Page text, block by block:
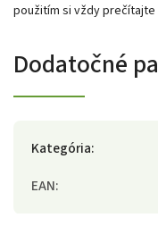
použitím si vždy
Dodatočné
Kategória:
EAN: